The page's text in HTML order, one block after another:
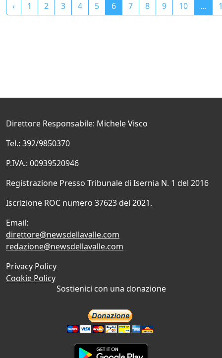
‹ 1 2 3 4 5 6 7 8 9 10 ...
Direttore Responsabile: Michele Visco
Tel.: 392/9850370
P.IVA.: 00939520946
Registrazione Presso Tribunale di Isernia N. 1 del 2016
Iscrizione ROC numero 37623 del 2021.
Email:
direttore@newsdellavalle.com
redazione@newsdellavalle.com
Privacy Policy
Cookie Policy
Sostienici con una donazione